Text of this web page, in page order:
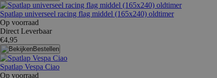
Spatlap universeel racing flag middel (165x240) oldtimer
Op voorraad
Direct Leverbaar
€4,95
Bestellen
Spatlap Vespa Ciao
Op voorraad